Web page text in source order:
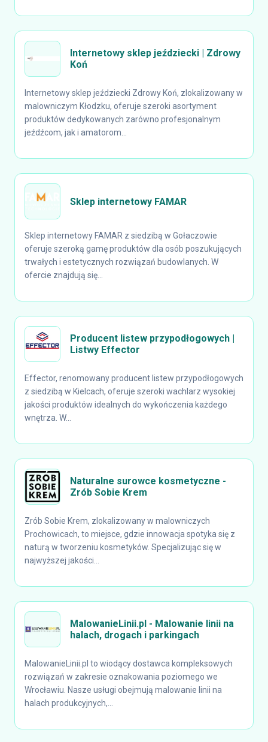
Internetowy sklep jeździecki | Zdrowy
Koń
Internetowy sklep jeździecki Zdrowy Koń, zlokalizowany w
malowniczym Kłodzku, oferuje szeroki asortyment
produktów dedykowanych zarówno profesjonalnym
jeźdźcom, jak i amatorom...
Sklep internetowy FAMAR
Sklep internetowy FAMAR z siedzibą w Gołaczowie
oferuje szeroką gamę produktów dla osób poszukujących
trwałych i estetycznych rozwiązań budowlanych. W
ofercie znajdują się...
Producent listew przypodłogowych |
Listwy Effector
Effector, renomowany producent listew przypodłogowych
z siedzibą w Kielcach, oferuje szeroki wachlarz wysokiej
jakości produktów idealnych do wykończenia każdego
wnętrza. W...
Naturalne surowce kosmetyczne -
Zrób Sobie Krem
Zrób Sobie Krem, zlokalizowany w malowniczych
Prochowicach, to miejsce, gdzie innowacja spotyka się z
naturą w tworzeniu kosmetyków. Specjalizując się w
najwyższej jakości...
MalowanieLinii.pl - Malowanie linii na
halach, drogach i parkingach
MalowanieLinii.pl to wiodący dostawca kompleksowych
rozwiązań w zakresie oznakowania poziomego we
Wrocławiu. Nasze usługi obejmują malowanie linii na
halach produkcyjnych,...